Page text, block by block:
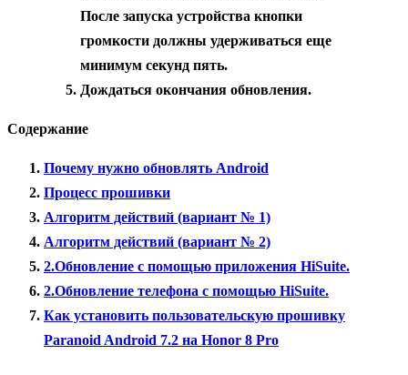
После запуска устройства кнопки
громкости должны удерживаться еще
минимум секунд пять.
Дождаться окончания обновления.
Содержание
Почему нужно обновлять Android
Процесс прошивки
Алгоритм действий (вариант № 1)
Алгоритм действий (вариант № 2)
2.Обновление с помощью приложения HiSuite.
2.Обновление телефона с помощью HiSuite.
Как установить пользовательскую прошивку
Paranoid Android 7.2 на Honor 8 Pro